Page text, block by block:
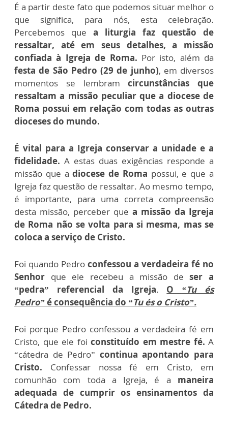
É a partir deste fato que podemos situar melhor o
que significa, para nós, esta celebração.
Percebemos que a liturgia faz questão de
ressaltar, até em seus detalhes, a missão
confiada à Igreja de Roma. Por isto, além da
festa de São Pedro (29 de junho), em diversos
momentos se lembramcircunstâncias que
ressaltam a missão peculiar que a diocese de
Roma possui em relação com todas as outras
dioceses do mundo.
É vital para a Igreja conservar a unidade e a
fidelidade. A estas duas exigências responde a
missão que adiocese de Roma possui, e que a
Igreja faz questão de ressaltar. Ao mesmo tempo,
é importante, para uma correta compreensão
desta missão, perceber que a missão da Igreja
de Roma não se volta para si mesma, mas se
coloca a serviço de Cristo.
Foi quando Pedro confessou a verdadeira fé no
Senhor que ele recebeu a missão deser a
“pedra” referencial da Igreja. O “Tu és
Pedro”é consequência do “Tu és o Cristo”.
Foi porque Pedro confessou a verdadeira fé em
Cristo, que ele foi constituído em mestre fé. A
“cátedra de Pedro” continua apontando para
Cristo. Confessar nossa fé em Cristo, em
comunhão com toda a Igreja, é a maneira
adequada de cumprir os ensinamentos da
Cátedra de Pedro.